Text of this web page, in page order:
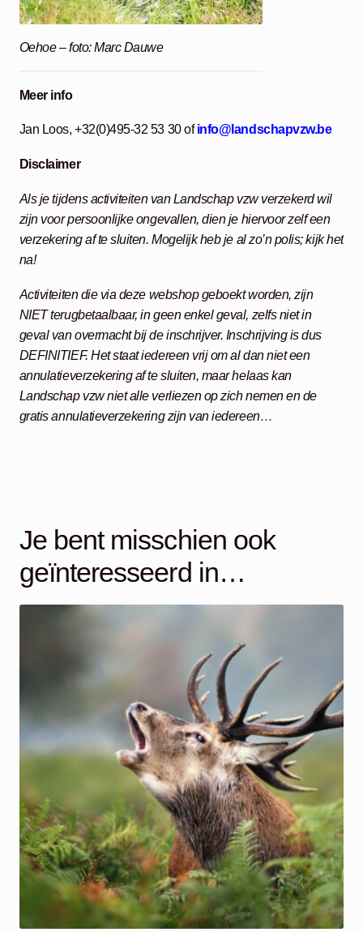
Oehoe – foto: Marc Dauwe
Meer info
Jan Loos, +32(0)495-32 53 30 ofinfo@landschapvzw.be
Disclaimer
Als je tijdens activiteiten van Landschap vzw verzekerd wil
zijn voor persoonlijke ongevallen, dien je hiervoor zelf een
verzekering af te sluiten. Mogelijk heb je al zo’n polis; kijk het
na!
Activiteiten die via deze webshop geboekt worden, zijn
NIET terugbetaalbaar, in geen enkel geval, zelfs niet in
geval van overmacht bij de inschrijver. Inschrijving is dus
DEFINITIEF. Het staat iedereen vrij om al dan niet een
annulatieverzekering af te sluiten, maar helaas kan
Landschap vzw niet alle verliezen op zich nemen en de
gratis annulatieverzekering zijn van iedereen…
Je bent misschien ook
geïnteresseerd in…